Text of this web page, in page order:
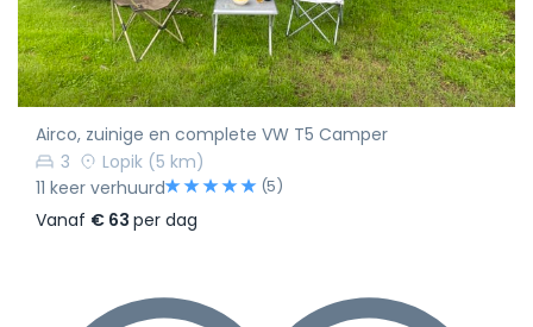
Airco, zuinige en complete VW T5 Camper
3
Lopik (5 km)
11 keer verhuurd
(5)
Vanaf € 63 per dag